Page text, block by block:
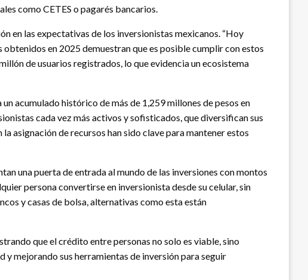
como CETES o pagarés bancarios.
en las expectativas de los inversionistas mexicanos. “Hoy
en 2025 demuestran que es posible cumplir con estos
de usuarios registrados, lo que evidencia un ecosistema
acumulado histórico de más de 1,259 millones de pesos en
cada vez más activos y sofisticados, que diversifican sus
asignación de recursos han sido clave para mantener estos
una puerta de entrada al mundo de las inversiones con montos
persona convertirse en inversionista desde su celular, sin
y casas de bolsa, alternativas como esta están
que el crédito entre personas no solo es viable, sino
mejorando sus herramientas de inversión para seguir